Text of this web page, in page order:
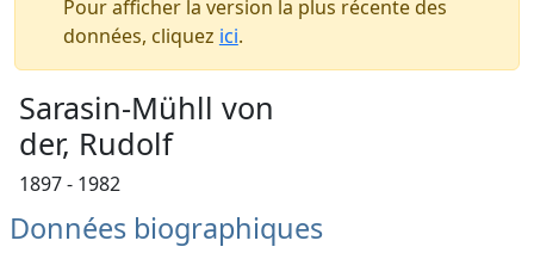
Pour afficher la version la plus récente des
données, cliquez ici.
Sarasin-Mühll von
der, Rudolf
1897 - 1982
Données biographiques